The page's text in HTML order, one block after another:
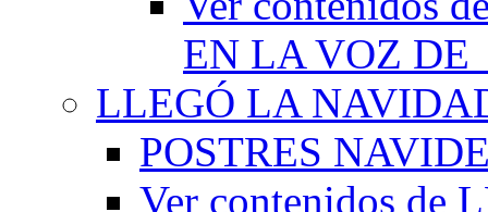
EN LA VOZ DE
LLEGÓ LA
POSTRES
Ver contenidos de